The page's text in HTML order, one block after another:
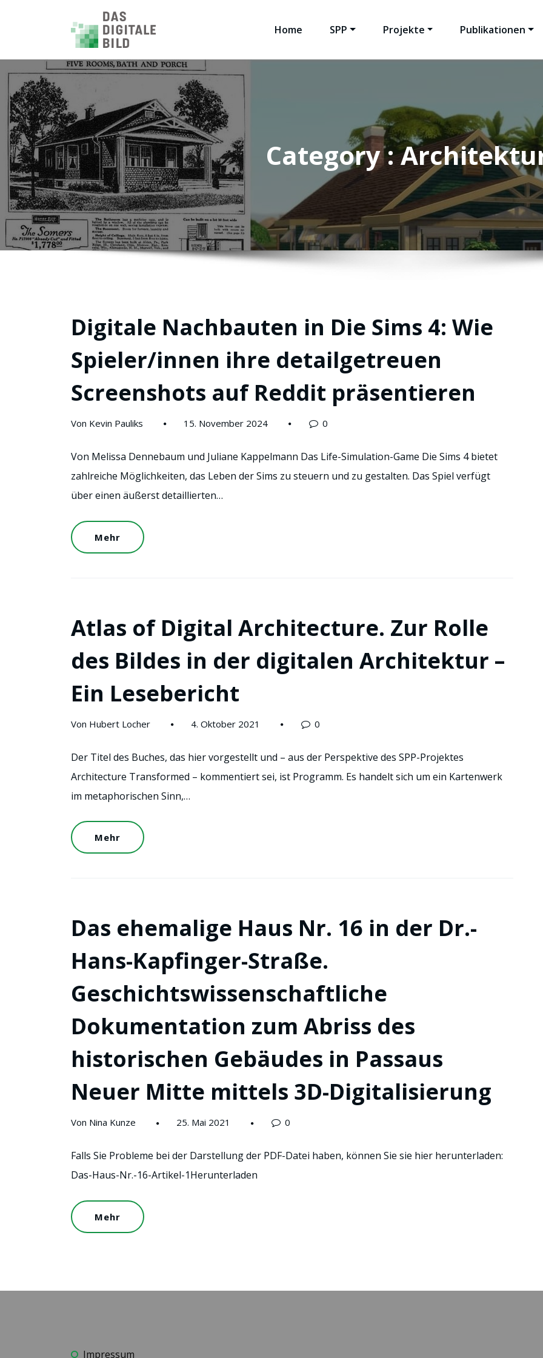
Home SPP Projekte Publikationen
Category :
Digitale Nachbauten in Die Sims 4: Wie
Spieler/innen ihre detailgetreuen
Screenshots auf Reddit präsentieren
Von Kevin Pauliks 15. November 2024 0
Von Melissa Dennebaum und Juliane Kappelmann Das Life-Simulation-Game Die Sims 4 bietet
zahlreiche Möglichkeiten, das Leben der Sims zu steuern und zu gestalten. Das Spiel verfügt
über einen äußerst detaillierten…
Mehr
Atlas of Digital Architecture. Zur Rolle
des Bildes in der digitalen Architektur –
Ein Lesebericht
Von Hubert Locher 4. Oktober 2021 0
Der Titel des Buches, das hier vorgestellt und – aus der Perspektive des SPP-Projektes
Architecture Transformed – kommentiert sei, ist Programm. Es handelt sich um ein Kartenwerk
im metaphorischen Sinn,…
Mehr
Das ehemalige Haus Nr. 16 in der Dr.-
Hans-Kapfinger-Straße.
Geschichtswissenschaftliche
Dokumentation zum Abriss des
historischen Gebäudes in Passaus
Neuer Mitte mittels 3D-Digitalisierung
Von Nina Kunze 25. Mai 2021 0
Falls Sie Probleme bei der Darstellung der PDF-Datei haben, können Sie sie hier herunterladen:
Das-Haus-Nr.-16-Artikel-1Herunterladen
Mehr
Impressum